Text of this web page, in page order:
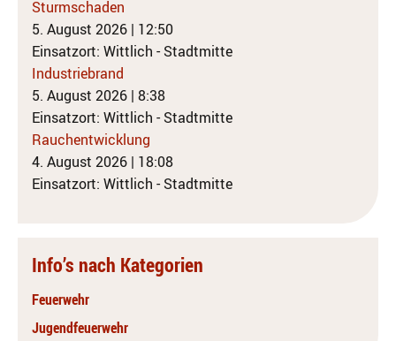
Sturmschaden
5. August 2026 | 12:50
Einsatzort: Wittlich - Stadtmitte
Industriebrand
5. August 2026 | 8:38
Einsatzort: Wittlich - Stadtmitte
Rauchentwicklung
4. August 2026 | 18:08
Einsatzort: Wittlich - Stadtmitte
Info’s nach Kategorien
Feuerwehr
Jugendfeuerwehr